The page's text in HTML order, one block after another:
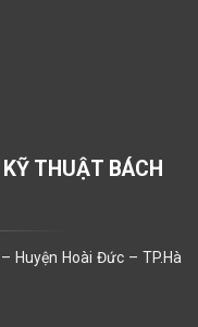
THUẬT BÁCH
Huyện Hoài Đức – TP.Hà